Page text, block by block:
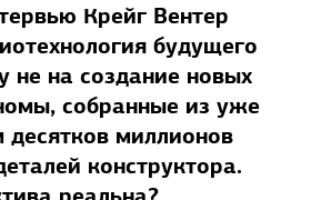
Крейг Вентер
будущего
не на создание новых
собранные из уже
десятков миллионов
конструктора.